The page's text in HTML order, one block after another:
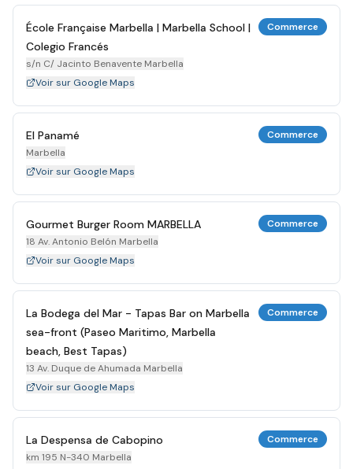
École Française Marbella | Marbella School |
Colegio Francés
s/n C/ Jacinto Benavente Marbella
Commerce
Voir sur Google Maps
El Panamé
Marbella
Commerce
Voir sur Google Maps
Gourmet Burger Room MARBELLA
18 Av. Antonio Belón Marbella
Commerce
Voir sur Google Maps
La Bodega del Mar - Tapas Bar on Marbella
sea-front (Paseo Maritimo, Marbella
beach, Best Tapas)
13 Av. Duque de Ahumada Marbella
Commerce
Voir sur Google Maps
La Despensa de Cabopino
km 195 N-340 Marbella
Commerce